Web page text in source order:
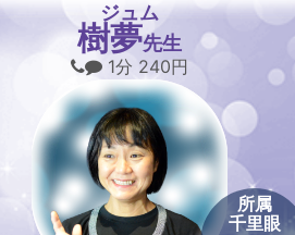
ジュム
樹夢先生
所属
千里眼
1分 240円